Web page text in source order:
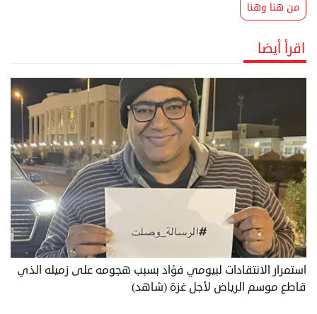
من هنا وهنا
اقرأ أيضا
استمرار الانتقادات لبيومي فؤاد بسبب هجومه على زميله الذي
قاطع موسم الرياض لأجل غزة (شاهد)